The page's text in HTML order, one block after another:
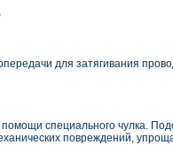
для затягивания
специального чулка.
повреждений,